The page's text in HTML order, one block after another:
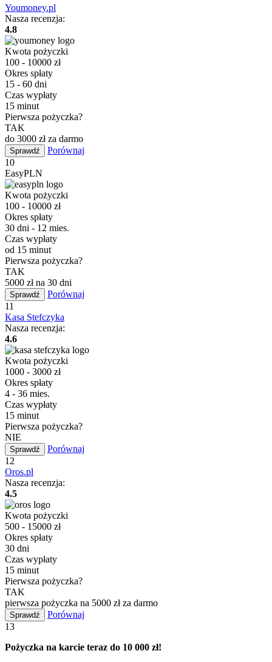
Youmoney.pl
Nasza recenzja:
4.8
Kwota pożyczki
100 - 10000 zł
Okres spłaty
15 - 60 dni
Czas wypłaty
15 minut
Pierwsza pożyczka?
TAK
do 3000 zł za darmo
Sprawdź
Porównaj
10
EasyPLN
Kwota pożyczki
100 - 10000 zł
Okres spłaty
30 dni - 12 mies.
Czas wypłaty
od 15 minut
Pierwsza pożyczka?
TAK
5000 zł na 30 dni
Sprawdź
Porównaj
11
Kasa Stefczyka
Nasza recenzja:
4.6
Kwota pożyczki
1000 - 3000 zł
Okres spłaty
4 - 36 mies.
Czas wypłaty
15 minut
Pierwsza pożyczka?
NIE
Sprawdź
Porównaj
12
Oros.pl
Nasza recenzja:
4.5
Kwota pożyczki
500 - 15000 zł
Okres spłaty
30 dni
Czas wypłaty
15 minut
Pierwsza pożyczka?
TAK
pierwsza pożyczka na 5000 zł za darmo
Sprawdź
Porównaj
13
Pożyczka na karcie teraz do 10 000 zł!